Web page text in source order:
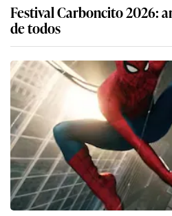
Festival Carboncito 2026:
de todos